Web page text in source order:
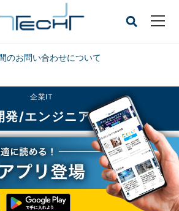
のお問い合わせについて
CLOSE
企業IT
発/エンジニア
/エンジニア
の反発受け米2州が法案修正
認義務？ OSSの反発受け米2